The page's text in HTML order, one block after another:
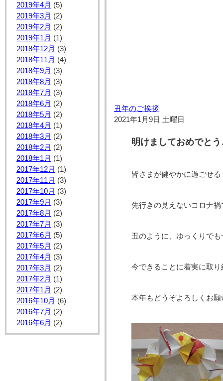
2019年4月 (5)
2019年3月 (2)
2019年2月 (2)
2019年1月 (1)
2018年12月 (3)
2018年11月 (4)
2018年9月 (3)
2018年8月 (3)
2018年7月 (3)
2018年6月 (2)
2018年5月 (2)
2018年4月 (1)
2018年3月 (2)
2018年2月 (2)
2018年1月 (1)
2017年12月 (1)
2017年11月 (3)
2017年10月 (3)
2017年9月 (3)
2017年8月 (2)
2017年7月 (3)
2017年6月 (5)
2017年5月 (2)
2017年4月 (3)
2017年3月 (2)
2017年2月 (1)
2017年1月 (2)
2016年10月 (6)
2016年7月 (2)
2016年6月 (2)
丑年のご挨拶
2021年1月9日 土曜日
明けましておめでと
皆さまが健やかに過ごせ
先行きの見えないコロナ禍
丑のように、ゆっくりで
今できることに着実に取
本年もどうぞよろしくお